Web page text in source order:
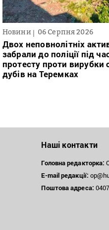
Новини 06 Серпня 2026
Двох неповнолітніх
забрали до поліції під
протесту проти вирубки
дубів на Теремках
Наші контакти
Головна редакторка:
E-mail редакції:
Поштоваадреса: